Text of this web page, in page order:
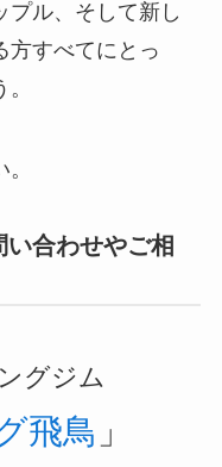
プル、そして新し
方すべてにとっ
合わせやご相
グジム
飛鳥 」